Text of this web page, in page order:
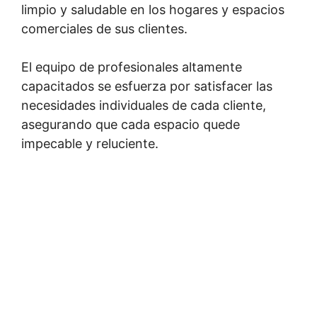
limpio y saludable en los hogares y espacios
comerciales de sus clientes.
El equipo de profesionales altamente
capacitados se esfuerza por satisfacer las
necesidades individuales de cada cliente,
asegurando que cada espacio quede
impecable y reluciente.